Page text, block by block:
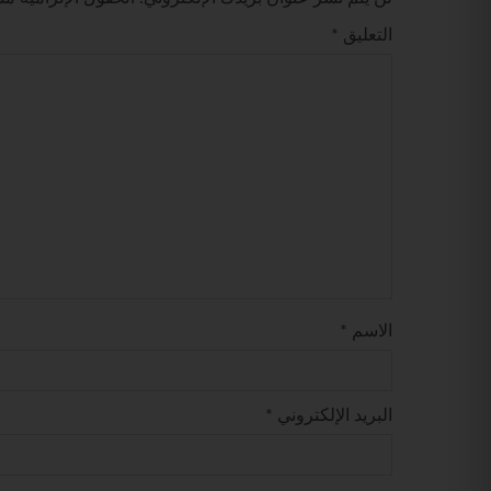
التعليق *
الاسم *
البريد الإلكتروني *